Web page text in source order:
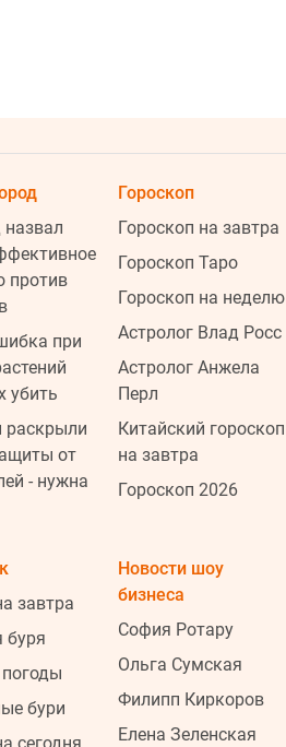
против
при
убить
раскрыли
от
- нужна
Гороскоп
Гороскоп на завтра
Гороскоп Таро
Гороскоп на неделю
Астролог Влад Росс
Астролог Анжела
Перл
Китайский гороскоп
на завтра
Гороскоп 2026
завтра
буря
бури
Новости шоу
бизнеса
София Ротару
Ольга Сумская
Филипп Киркоров
Елена Зеленская